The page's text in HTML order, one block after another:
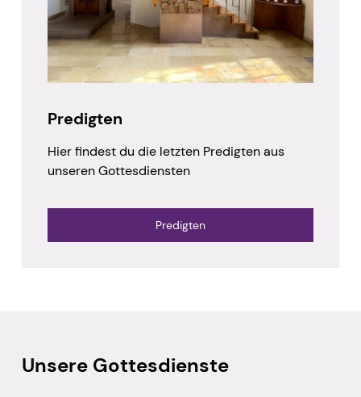
Predigten
Hier findest du die letzten Predigten aus
unseren Gottesdiensten
Predigten
Unsere Gottesdienste